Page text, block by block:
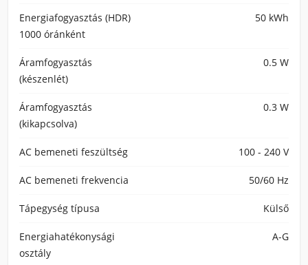
Energiafogyasztás (HDR)
1000 óránként
50 kWh
Áramfogyasztás
(készenlét)
0.5 W
Áramfogyasztás
(kikapcsolva)
0.3 W
AC bemeneti feszültség 100 - 240 V
AC bemeneti frekvencia 50/60 Hz
Tápegység típusa Külső
Energiahatékonysági
osztály
A-G